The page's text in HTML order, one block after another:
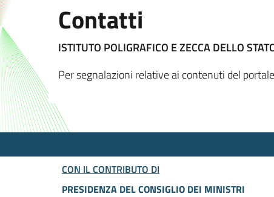
Contatti
ISTITUTO POLIGRAFICO E ZECCA DELLO
Per segnalazioni relative ai contenuti del
CON IL CONTRIBUTO DI
PRESIDENZA DEL CONSIGLIO DEI MINISTRI